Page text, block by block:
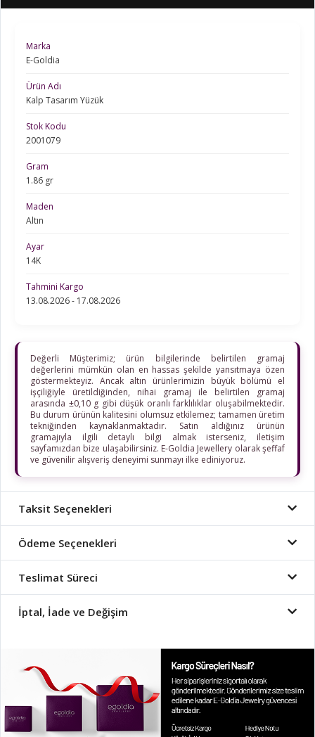
Marka
E-Goldia
Ürün Adı
Kalp Tasarım Yüzük
Stok Kodu
2001079
Gram
1.86 gr
Maden
Altın
Ayar
14K
Tahmini Kargo
13.08.2026 - 17.08.2026
Değerli Müşterimiz; ürün bilgilerinde belirtilen gramaj
değerlerini mümkün olan en hassas şekilde yansıtmaya özen
göstermekteyiz. Ancak altın ürünlerimizin büyük bölümü el
işçiliğiyle üretildiğinden, nihai gramaj ile belirtilen gramaj
arasında ±0,10 g gibi düşük oranlı farklılıklar oluşabilmektedir.
Bu durum ürünün kalitesini olumsuz etkilemez; tamamen üretim
tekniğinden kaynaklanmaktadır. Satın aldığınız ürünün
gramajıyla ilgili detaylı bilgi almak isterseniz, iletişim
sayfamızdan bize ulaşabilirsiniz. E-Goldia Jewellery olarak şeffaf
ve güvenilir alışveriş deneyimi sunmayı ilke ediniyoruz.
Taksit Seçenekleri
Ödeme Seçenekleri
Teslimat Süreci
İptal, İade ve Değişim